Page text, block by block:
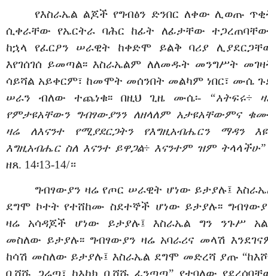
የእስራኤል ልጆች የግብፅን ድንበር ለቀው ሊወጡ
ሲቀራቸው የኤርትራ ባሕር ከፊት ለፊታቸው
ከኋላ የፈርዖን ሠራዊት ከቀድሞ ይልቅ ባሪያ
እየገሰገሰ ይመጣል፡፡ እስራኤልም ለለመዱት መንግሥት
ሳይሻል አይቀርም፣ ከመሞት መሰንበት መልካም ነበር፣ ሙሴ
ሠራን ብለው ተጨነቁ፡፡ በዚህ ጊዜ ሙሴ፡- “አትፍሩ÷
የምታዩአቸውን ግብፃውያንን ለዘላለም አታዩአቸውምና
ዛሬ ለእናንተ የሚያደርጋትን የእግዚአብሔርን ማዳን
እግዚአብሔር ስለ እናንተ ይዋጋል÷ እናንተም ዝም ትላላችሁ”
ዘጸ. 14፡13-14/።
ግብፃውያን ዛሬ የጦር ሠራዊት ሆነው ይታያሉ፤
ደግሞ ኮተት የተሸከሙ ስደተኞች ሆነው ይታያሉ፡፡
ዛሬ አሳዳጆች ሆነው ይታያሉ፤ እስራኤል ግን ንጉሥ
መስለው ይታያሉ፡፡ ግብፃውያን ዛሬ አባራሪና መላሽ
ከሳሽ መስለው ይታያሉ፤ እስራኤል ደግሞ መድረሻ ያጡ
ቢሸሹ ጋሬጣ፣ ከእከክ ቢሸሹ ፈንጣጣ” የተባለው